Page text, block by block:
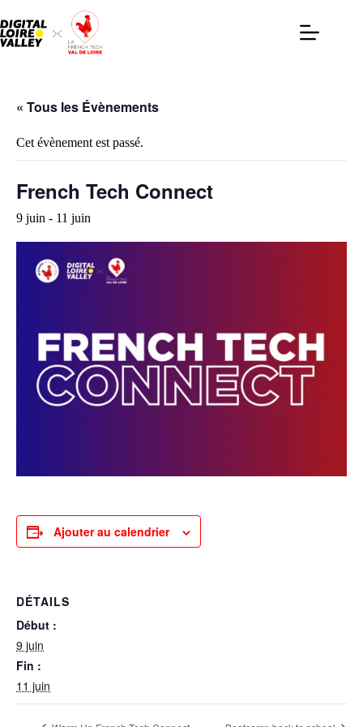
au
contenu
« Tous les Évènements
Cet évènement est passé.
French Tech Connect
9 juin - 11 juin
Ajouter au calendrier
DÉTAILS
Début :
9 juin
Fin :
11 juin